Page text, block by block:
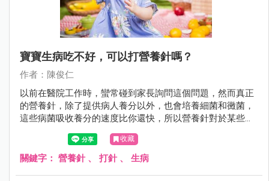
寶寶生病吃不好，可以打營養針嗎？
作者：陳俊仁
以前在醫院工作時，蠻常碰到家長詢問這個問題，然而真正
的營養針，除了提供病人養分以外，也會培養細菌和黴菌，
這些病菌吸收養分的速度比你還快，所以營養針對於某些人
來說並不是補品，很可能反而是「毒藥」。
收藏
關鍵字： 營養針 、 打針 、 生病